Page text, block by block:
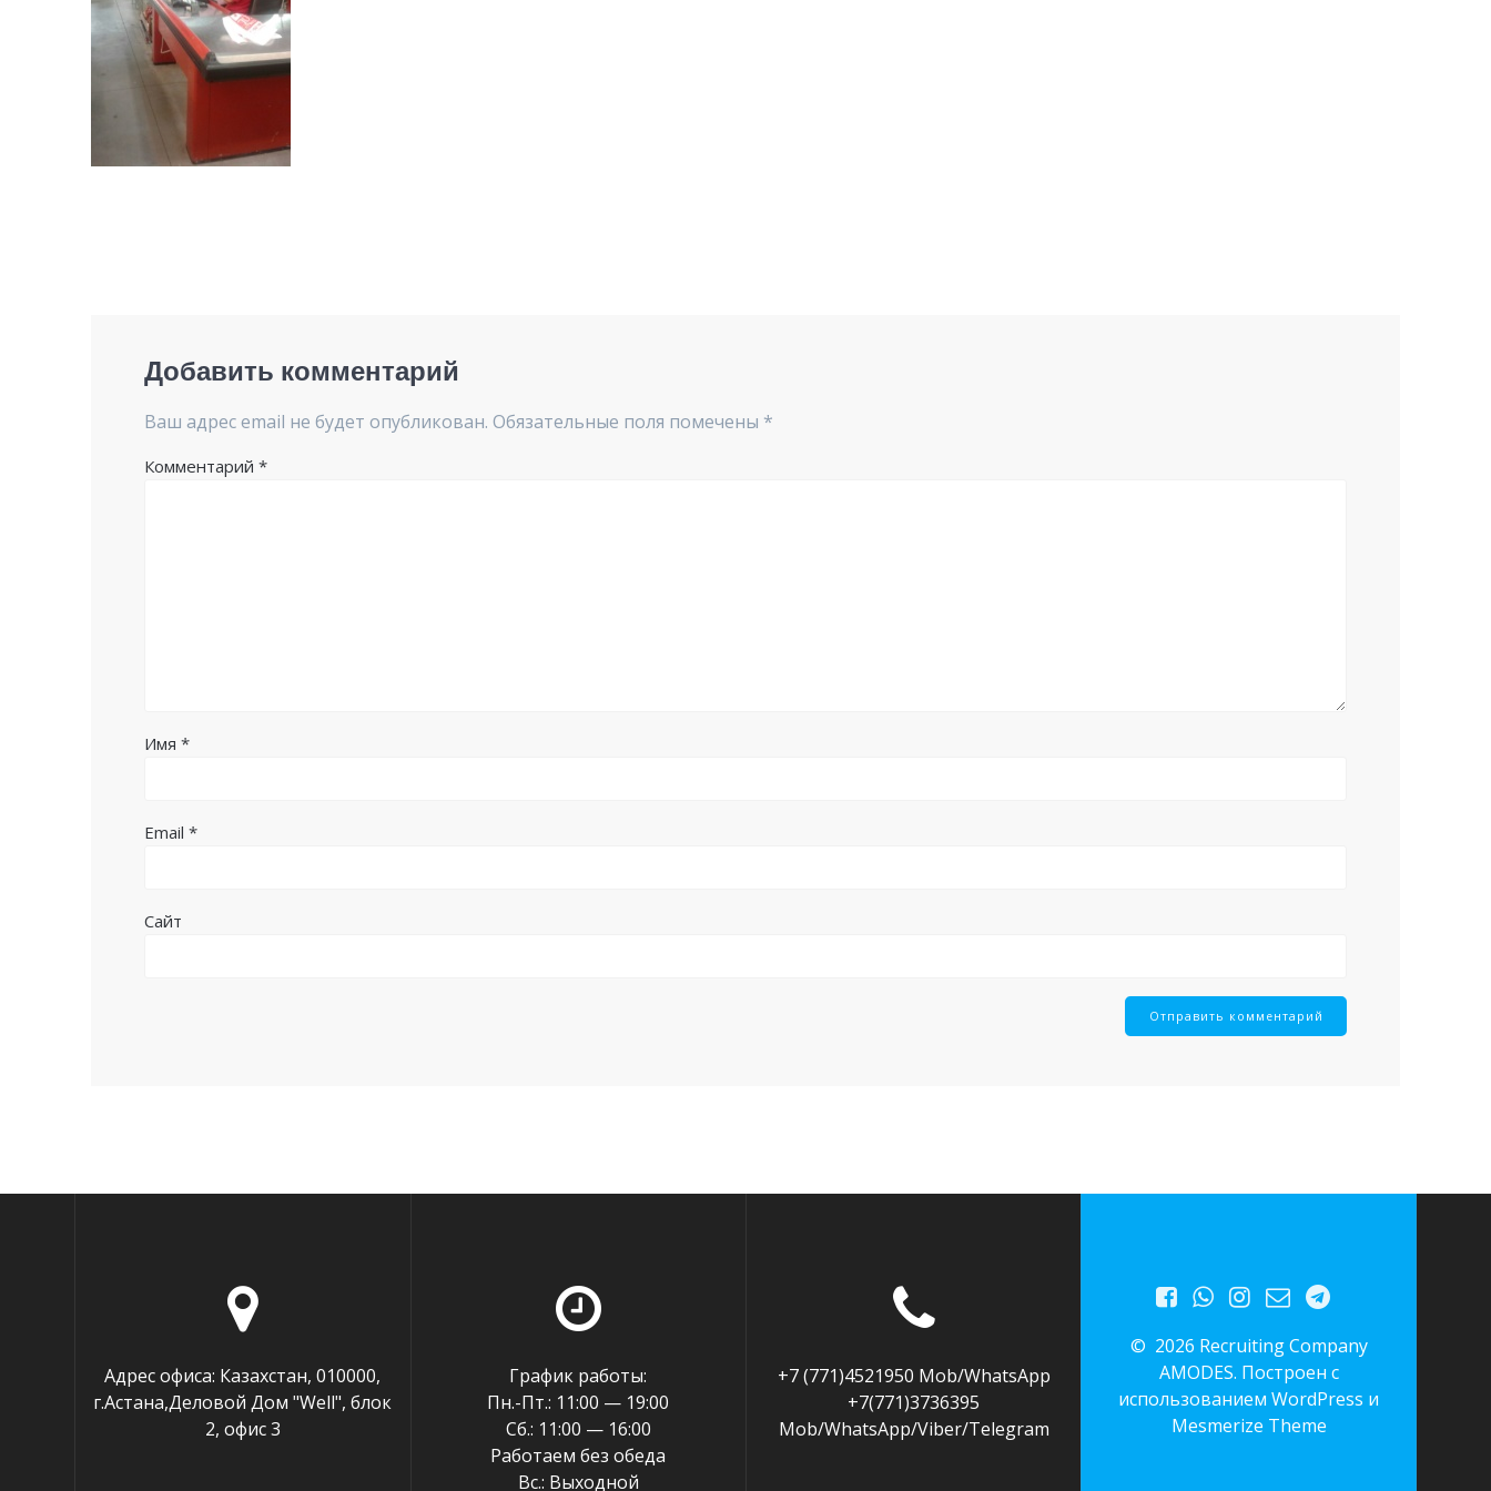
Добавить комментарий
Ваш адрес email не будет опубликован. Обязательные поля помечены *
Комментарий*
Имя*
Email*
Сайт
Адрес офиса: Казахстан, 010000,
г.Астана,Деловой Дом "Well", блок
2, офис 3
График работы:
Пн.-Пт.: 11:00 — 19:00
Сб.: 11:00 — 16:00
Работаем без обеда
Вс.: Выходной
+7 (771)4521950 Mob/WhatsApp
+7(771)3736395
Mob/WhatsApp/Viber/Telegram
© 2026 Recruiting Company
AMODES. Построен с
использованием WordPress и
Mesmerize Theme